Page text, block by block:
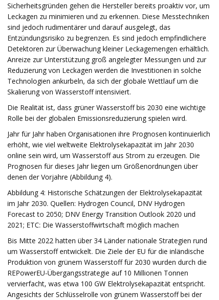
Sicherheitsgründen gehen die Hersteller bereits proaktiv vor, um
Leckagen zu minimieren und zu erkennen. Diese Messtechniken
sind jedoch rudimentärer und darauf ausgelegt, das
Entzündungsrisiko zu begrenzen. Es sind jedoch empfindlichere
Detektoren zur Überwachung kleiner Leckagemengen erhältlich.
Anreize zur Unterstützung groß angelegter Messungen und zur
Reduzierung von Leckagen werden die Investitionen in solche
Technologien ankurbeln, da sich der globale Wettlauf um die
Skalierung von Wasserstoff intensiviert.
Die Realität ist, dass grüner Wasserstoff bis 2030 eine wichtige
Rolle bei der globalen Emissionsreduzierung spielen wird.
Jahr für Jahr haben Organisationen ihre Prognosen kontinuierlich
erhöht, wie viel weltweite Elektrolysekapazität im Jahr 2030
online sein wird, um Wasserstoff aus Strom zu erzeugen. Die
Prognosen für dieses Jahr liegen um Größenordnungen über
denen der Vorjahre (Abbildung 4).
Abbildung 4: Historische Schätzungen der Elektrolysekapazität
im Jahr 2030. Quellen: Hydrogen Council, DNV Hydrogen
Forecast to 2050; DNV Energy Transition Outlook 2020 und
2021; ETC: Die Wasserstoffwirtschaft möglich machen
Bis Mitte 2022 hatten über 34 Länder nationale Strategien rund
um Wasserstoff entwickelt. Die Ziele der EU für die inländische
Produktion von grünem Wasserstoff für 2030 wurden durch die
REPowerEU-Übergangsstrategie auf 10 Millionen Tonnen
vervierfacht, was etwa 100 GW Elektrolysekapazität entspricht.
Angesichts der Schlüsselrolle von grünem Wasserstoff bei der